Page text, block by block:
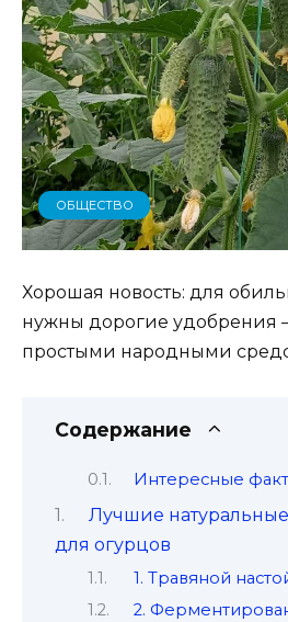
ОБЩЕСТВО
Хорошая новость: для
нужны дорогие удобрения
простыми народными
Содержание
Интересные
Лучшие
для огурцов
1. Травяной
2.